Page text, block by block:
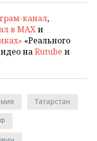
канал,
в MAXи
«Реального
наRutube и
Татарстан